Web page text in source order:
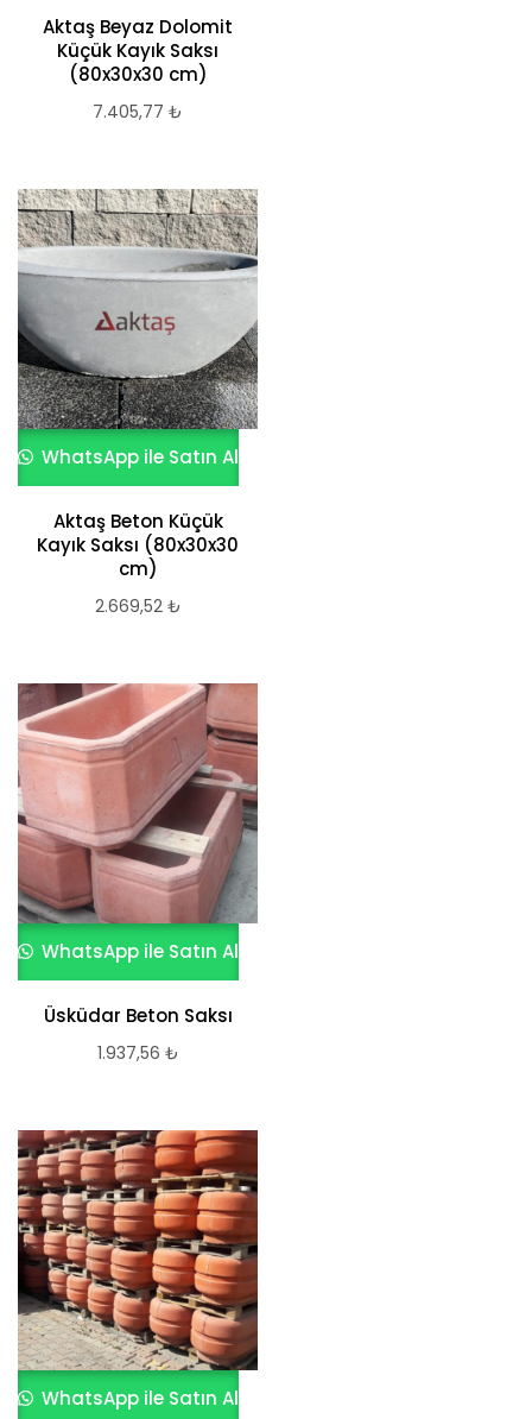
Aktaş Beyaz Dolomit
Küçük Kayık Saksı
(80x30x30 cm)
7.405,77 ₺
WhatsApp ile Satın Al
Aktaş Beton Küçük
Kayık Saksı (80x30x30
cm)
2.669,52 ₺
WhatsApp ile Satın Al
Üsküdar Beton Saksı
1.937,56 ₺
WhatsApp ile Satın Al